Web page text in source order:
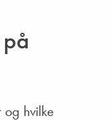
og hvilke